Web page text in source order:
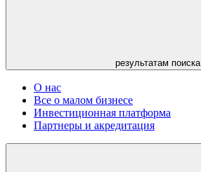
результатам поиска
О нас
Все о малом бизнесе
Инвестиционная платформа
Партнеры и акредитация